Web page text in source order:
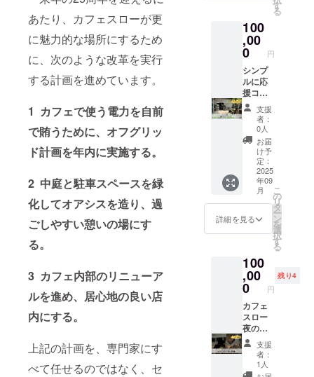
あたり、カフェスローが更
に魅力的な場所にするため
に、次のような改革を実行
する計画を進めています。
1 カフェで使う電力を自前
で賄うために、オフグリッ
ド計画を年内に実施する。
2 中庭と駐車スペースを緑
化してオアシスを造り、過
ごしやすい憩いの場にす
る。
3 カフェ内部のリニューア
ルを進め、居心地の良い店
内にする。
上記の計画を、専門家にす
べて任せるのではなく、セ
謝の
メール
をお送
りしま
す。 注
意事
項：支
援時、
備考欄
にお名
前のご
記入を
お願い
いたし
ます。
す
る
100
,00
0 円
シンプ
ルに応
援コー
ス 3
「リ
ターン
品はな
くても
いいか
ら、応
援した
い！」
という
方向け
のコー
謝の
メール
をお送
りしま
す。 注
意事
項：支
援時、
備考欄
にお名
前のご
支援
者：
0人
お届
け予
定：
2025
年09
月
詳細を見る
こ
の
リ
タ
ー
ン
を
選
択
す
る
100
,00
0 円
残り4
カフェ
スロー
夜の貸
切券 イ
ベント
やお祝
いの
支援
者：
1人